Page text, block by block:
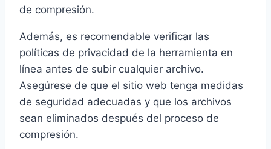
de compresión.
Además, es recomendable verificar las
políticas de privacidad de la herramienta en
línea antes de subir cualquier archivo.
Asegúrese de que el sitio web tenga medidas
de seguridad adecuadas y que los archivos
sean eliminados después del proceso de
compresión.